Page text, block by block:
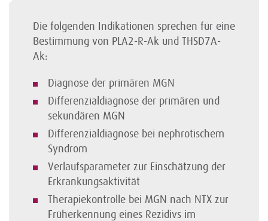
Die folgenden Indikationen sprechen für eine
Bestimmung von PLA2-R-Ak und THSD7A-
Ak:
Diagnose der primären MGN
Differenzialdiagnose der primären und
sekundären MGN
Differenzialdiagnose bei nephrotischem
Syndrom
Verlaufsparameter zur Einschätzung der
Erkrankungsaktivität
Therapiekontrolle bei MGN nach NTX zur
Früherkennung eines Rezidivs im